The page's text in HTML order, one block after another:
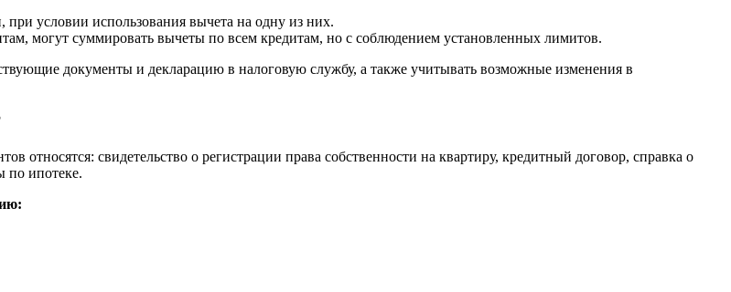
условии использования вычета на одну из них.
могут суммировать вычеты по всем кредитам, но с соблюдением установленных лимитов.
документы и декларацию в налоговую службу, а также учитывать возможные изменения в
относятся: свидетельство о регистрации права собственности на квартиру, кредитный договор, справка о
по ипотеке.